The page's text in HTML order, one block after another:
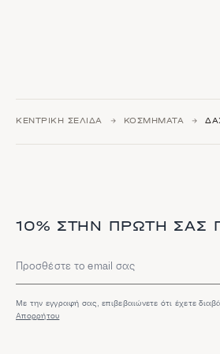
ΚΕΝΤΡΙΚΉ ΣΕΛΊΔΑ ΚΟΣΜΉΜΑΤΑ
10% ΣΤΗΝ ΠΡΏΤΗ ΣΑΣ
Διεύθυνση email
Με την εγγραφή σας, επιβεβαιώνετε ότι έχετε
Απορρήτου